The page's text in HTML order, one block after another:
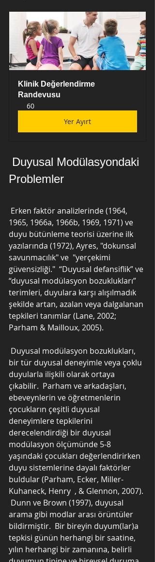
Klinik Değerlendirme
Randevusu
60
Yer Ayırt
Problemler
1965, 1966a, 1966b, 1969, 1971) ve
duyu bütünleme teorisi üzerine ilk
yazılarında (1972), Ayres, "dokunsal
savunmacılık" ve  "yerçekimi
güvensizliği."  “Duyusal defansiflik” ve
“duyusal modülasyon bozuklukları”
terimleri, duyulara karşı alışılmadık
şekilde artan, azalan veya dalgalanan
tepkileri tanımlar (Lane, 2002;
Parham & Mailloux, 2005).
bir tür duyusal deneyimle veya çoklu
duyularla ilişkili olarak ortaya
çıkabilir.  Parham ve arkadaşları,
ebeveynlerin ve öğretmenlerin
çocukların çeşitli duyusal
deneyimlere tepkilerini
derecelendirdiği bir duyusal
modülasyon ölçümünde 5-8
yaşındaki çocukları değerlendirirken
duyu sistemlerine dayalı faktörler
buldular (Parham, Ecker, Miller-
Kuhaneck, Henry  , & Glennon, 2007).
Dunn ve Brown (1997), duyusal
arama gibi modlar arası örüntüler
bildirmiştir.  Bir bireyin duyum(lar)a
tepkisi günün herhangi bir saatine,
yılın herhangi bir zamanına, belirli